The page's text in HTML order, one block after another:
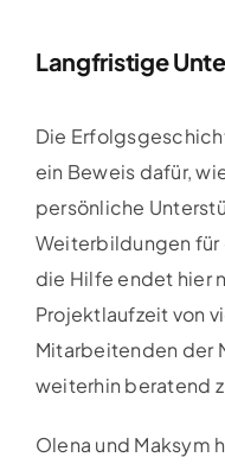
Langfristige
Die
ein Beweis dafür,
persönliche
Weiterbildungen
die Hilfe endet hier
Projektlaufzeit von
Mitarbeitenden der
weiterhin beratend
Olena und Maksym